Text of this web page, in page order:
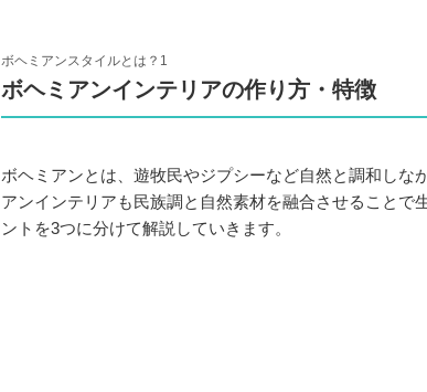
ボヘミアンスタイルとは？1
ボヘミアンインテリアの作り方・特徴
ボヘミアンとは、遊牧民やジプシーなど自然と調和しな
アンインテリアも民族調と自然素材を融合させることで
ントを3つに分けて解説していきます。